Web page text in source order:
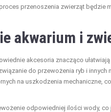
przenoszenia zwierząt będzie
akwarium i
akcesoria znacząco ułatwiają
do przewożenia ryb i innych
na uszkodzenia mechaniczne,
odpowiedniej ilości wody,